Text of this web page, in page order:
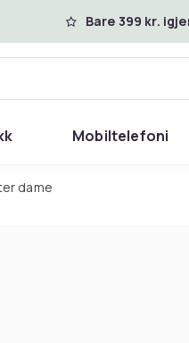
Bare 399 kr.
Mobiltelefoni
dame